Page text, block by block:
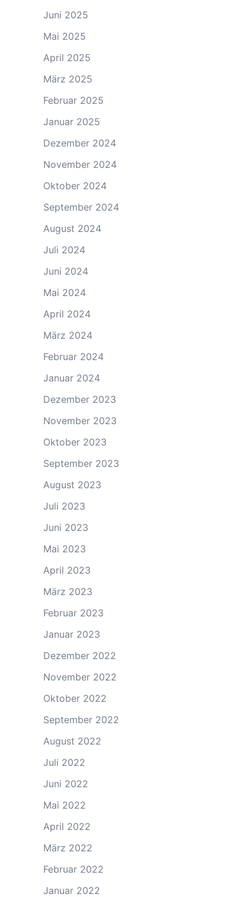
Juni 2025
Mai 2025
April 2025
März 2025
Februar 2025
Januar 2025
Dezember 2024
November 2024
Oktober 2024
September 2024
August 2024
Juli 2024
Juni 2024
Mai 2024
April 2024
März 2024
Februar 2024
Januar 2024
Dezember 2023
November 2023
Oktober 2023
September 2023
August 2023
Juli 2023
Juni 2023
Mai 2023
April 2023
März 2023
Februar 2023
Januar 2023
Dezember 2022
November 2022
Oktober 2022
September 2022
August 2022
Juli 2022
Juni 2022
Mai 2022
April 2022
März 2022
Februar 2022
Januar 2022